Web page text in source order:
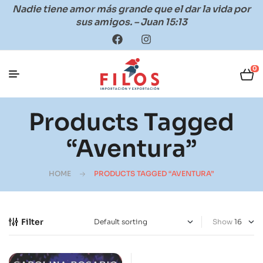
Nadie tiene amor más grande que el dar la vida por
sus amigos. – Juan 15:13
0
Products Tagged
“aventura”
HOME PRODUCTS TAGGED “AVENTURA”
Filter Show